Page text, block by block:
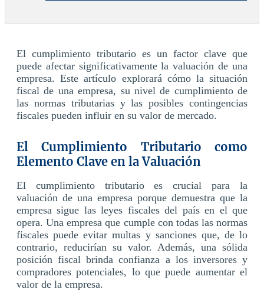
El cumplimiento tributario es un factor clave que
puede afectar significativamente la valuación de una
empresa. Este artículo explorará cómo la situación
fiscal de una empresa, su nivel de cumplimiento de
las normas tributarias y las posibles contingencias
fiscales pueden influir en su valor de mercado.
El Cumplimiento Tributario como
Elemento Clave en la Valuación
El cumplimiento tributario es crucial para la
valuación de una empresa porque demuestra que la
empresa sigue las leyes fiscales del país en el que
opera. Una empresa que cumple con todas las normas
fiscales puede evitar multas y sanciones que, de lo
contrario, reducirían su valor. Además, una sólida
posición fiscal brinda confianza a los inversores y
compradores potenciales, lo que puede aumentar el
valor de la empresa.